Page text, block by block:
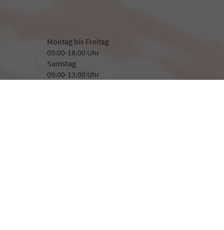
Montag bis Freitag
09:00-18:00 Uhr
Samstag
09:00-13:00 Uhr